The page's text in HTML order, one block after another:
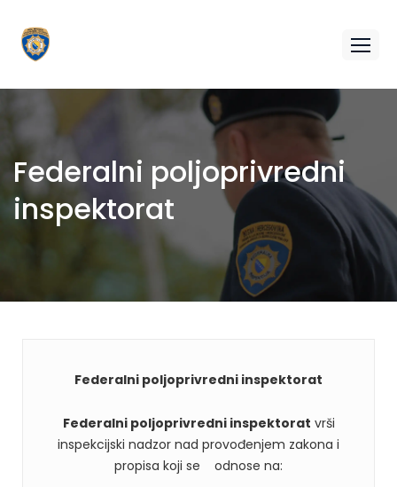
Federalni poljoprivredni
inspektorat
Federalni poljoprivredni inspektorat
Federalni poljoprivredni inspektorat vrši
inspekcijski nadzor nad provođenjem zakona i
propisa koji se odnose na: